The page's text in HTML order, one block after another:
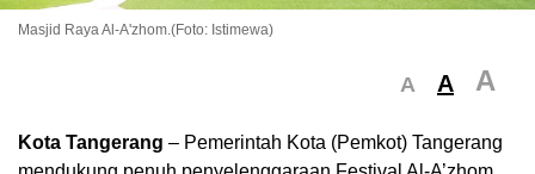
Masjid Raya Al-A'zhom.(Foto: Istimewa)
A A A
Kota Tangerang – Pemerintah Kota (Pemkot) Tangerang